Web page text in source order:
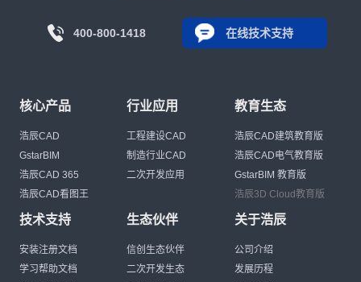
400-800-1418 在线技术支持
核心产品
浩辰CAD
GstarBIM
浩辰CAD 365
浩辰CAD看图王
行业应用
工程建设CAD
制造行业CAD
二次开发应用
教育生态
浩辰CAD建筑教育版
浩辰CAD电气教育版
GstarBIM 教育版
浩辰3D Cloud教育版
技术支持
安装注册文档
学习帮助文档
生态伙伴
信创生态伙伴
二次开发生态
关于浩辰
公司介绍
发展历程